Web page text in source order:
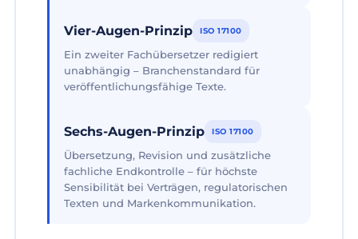
Vier-Augen-Prinzip ISO 17100
Ein zweiter Fachübersetzer redigiert
unabhängig – Branchenstandard für
veröffentlichungsfähige Texte.
Sechs-Augen-Prinzip ISO 17100
Übersetzung, Revision und zusätzliche
fachliche Endkontrolle – für höchste
Sensibilität bei Verträgen, regulatorischen
Texten und Markenkommunikation.